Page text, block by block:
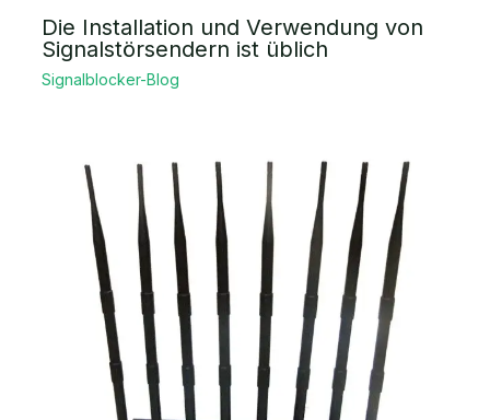
Die Installation und Verwendung von
Signalstörsendern ist üblich
Signalblocker-Blog